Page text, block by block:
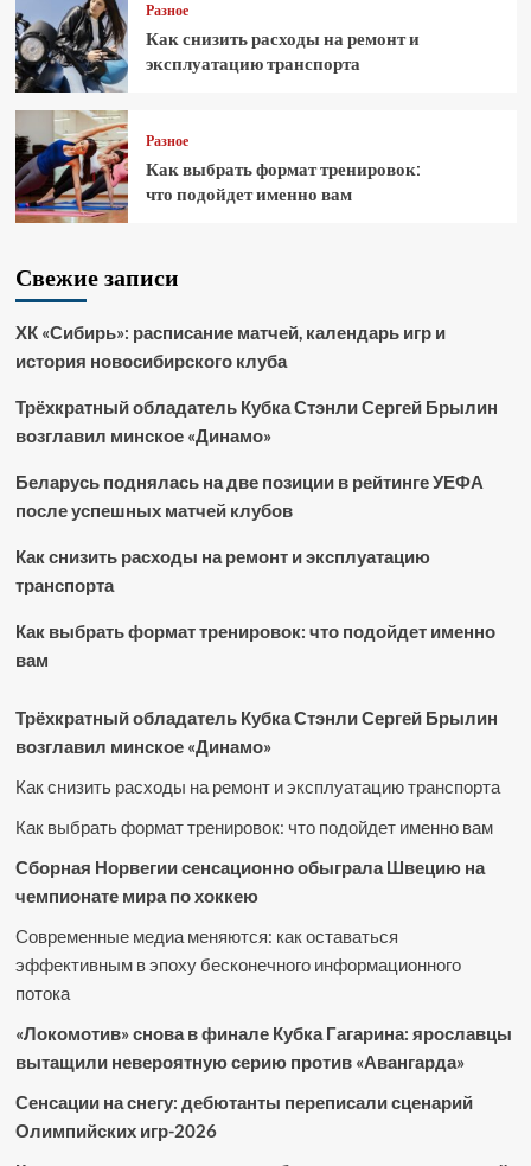
Разное
Как снизить расходы на ремонт и
эксплуатацию транспорта
Разное
Как выбрать формат тренировок:
что подойдет именно вам
Свежие записи
ХК «Сибирь»: расписание матчей, календарь игр и
история новосибирского клуба
Трёхкратный обладатель Кубка Стэнли Сергей Брылин
возглавил минское «Динамо»
Беларусь поднялась на две позиции в рейтинге УЕФА
после успешных матчей клубов
Как снизить расходы на ремонт и эксплуатацию
транспорта
Как выбрать формат тренировок: что подойдет именно
вам
Трёхкратный обладатель Кубка Стэнли Сергей Брылин
возглавил минское «Динамо»
Как снизить расходы на ремонт и эксплуатацию транспорта
Как выбрать формат тренировок: что подойдет именно вам
Сборная Норвегии сенсационно обыграла Швецию на
чемпионате мира по хоккею
Современные медиа меняются: как оставаться
эффективным в эпоху бесконечного информационного
потока
«Локомотив» снова в финале Кубка Гагарина: ярославцы
вытащили невероятную серию против «Авангарда»
Сенсации на снегу: дебютанты переписали сценарий
Олимпийских игр-2026